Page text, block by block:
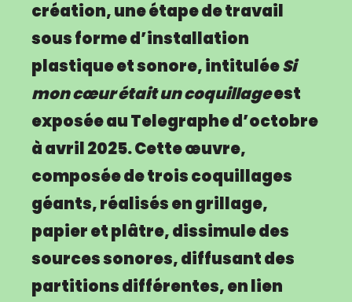
création, une étape de travail
sous forme d’installation
plastique et sonore, intituléeSi
mon cœur était un coquillageest
exposée au Telegraphe d’octobre
à avril 2025. Cette œuvre,
composée de trois coquillages
géants, réalisés en grillage,
papier et plâtre, dissimule des
sources sonores, diffusant des
partitions différentes, en lien